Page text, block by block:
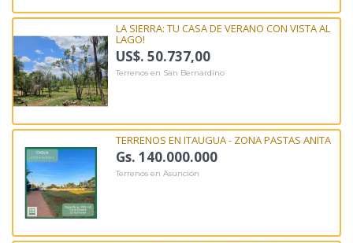
LA SIERRA: TU CASA DE VERANO CON VISTA AL
LAGO!
US$. 50.737,00
Terrenos en San Bernardino
TERRENOS EN ITAUGUA - ZONA PASTAS ANITA
Gs. 140.000.000
Terrenos en Asunción